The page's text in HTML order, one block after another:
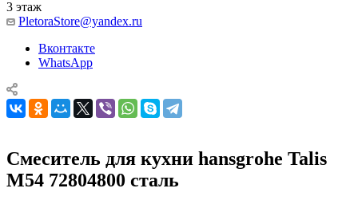
3 этаж
PletoraStore@yandex.ru
Вконтакте
WhatsApp
Смеситель для кухни hansgrohe Talis
M54 72804800 сталь